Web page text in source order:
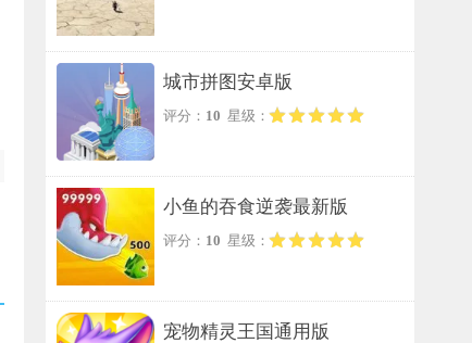
城市拼图安卓版
评分： 10 星级：
小鱼的吞食逆袭最新版
评分： 10 星级：
宠物精灵王国通用版